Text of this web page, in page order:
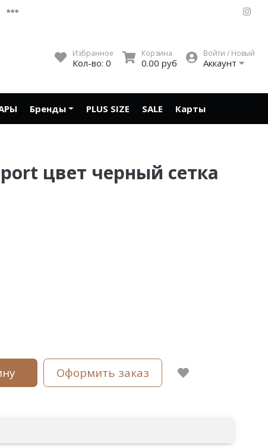
Избранное
Кол-во: 0
Корзина
0.00 руб
Войти / Новый
Аккаунт
Бренды PLUS SIZE SALE Карты
цвет черный сетка
Оформить заказ